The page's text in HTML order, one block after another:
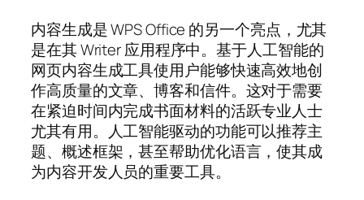
内容生成是 WPS Office 的另一个亮点，尤其
是在其 Writer 应用程序中。基于人工智能的
网页内容生成工具使用户能够快速高效地创
作高质量的文章、博客和信件。这对于需要
在紧迫时间内完成书面材料的活跃专业人士
尤其有用。人工智能驱动的功能可以推荐主
题、概述框架，甚至帮助优化语言，使其成
为内容开发人员的重要工具。